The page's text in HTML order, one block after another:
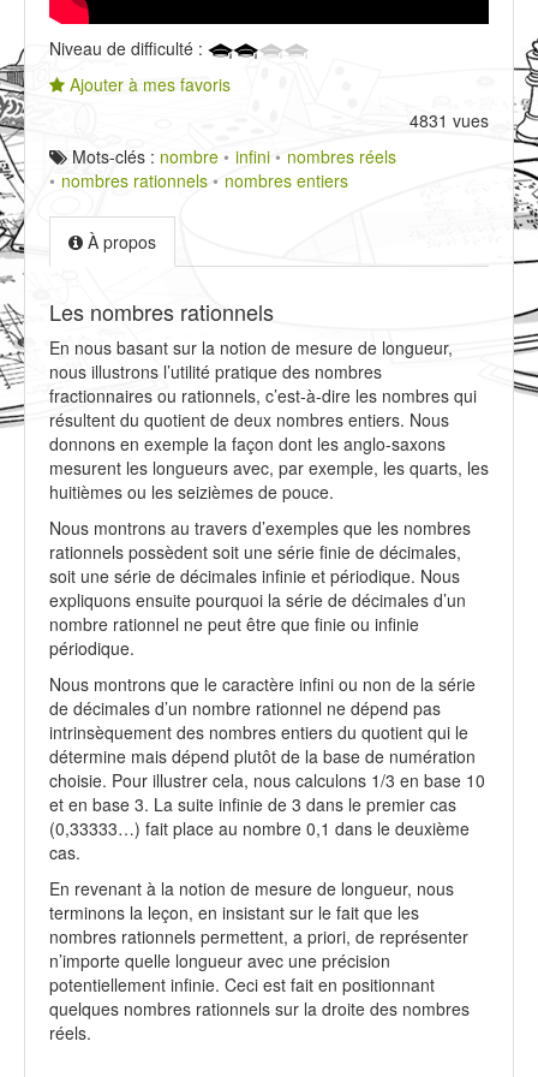
Niveau de difficulté :
Ajouter à mes favoris
4831 vues
Mots-clés : nombre infini
nombres réels
nombres rationnels
nombres entiers
À propos
Les nombres rationnels
En nous basant sur la notion de mesure de longueur,
nous illustrons l’utilité pratique des nombres
fractionnaires ou rationnels, c’est-à-dire les nombres qui
résultent du quotient de deux nombres entiers. Nous
donnons en exemple la façon dont les anglo-saxons
mesurent les longueurs avec, par exemple, les quarts, les
huitièmes ou les seizièmes de pouce.
Nous montrons au travers d’exemples que les nombres
rationnels possèdent soit une série finie de décimales,
soit une série de décimales infinie et périodique. Nous
expliquons ensuite pourquoi la série de décimales d’un
nombre rationnel ne peut être que finie ou infinie
périodique.
Nous montrons que le caractère infini ou non de la série
de décimales d’un nombre rationnel ne dépend pas
intrinsèquement des nombres entiers du quotient qui le
détermine mais dépend plutôt de la base de numération
choisie. Pour illustrer cela, nous calculons 1/3 en base 10
et en base 3. La suite infinie de 3 dans le premier cas
(0,33333…) fait place au nombre 0,1 dans le deuxième
cas.
En revenant à la notion de mesure de longueur, nous
terminons la leçon, en insistant sur le fait que les
nombres rationnels permettent, a priori, de représenter
n’importe quelle longueur avec une précision
potentiellement infinie. Ceci est fait en positionnant
quelques nombres rationnels sur la droite des nombres
réels.